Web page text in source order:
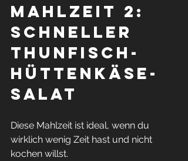
Mahlzeit 2:
Schneller
Thunfisch-
Hüttenkäse-
Salat
Diese Mahlzeit ist ideal, wenn du
wirklich wenig Zeit hast und nicht
kochen willst.